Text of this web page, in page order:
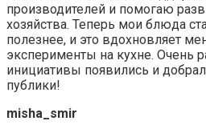
производителей и помогаю
хозяйства. Теперь мои блюда
полезнее, и это вдохновляет
эксперименты на кухне. Очень
инициативы появились и
публики!
misha_smir